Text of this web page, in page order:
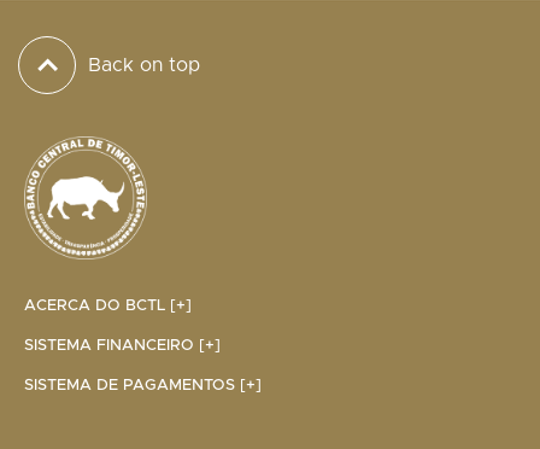
Back on top
ACERCA DO BCTL [+]
SISTEMA FINANCEIRO [+]
SISTEMA DE PAGAMENTOS [+]